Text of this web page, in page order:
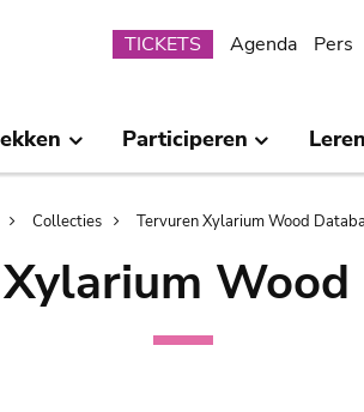
Submenu
TICKETS Agenda Pers
Participeren Leren
Collecties Tervuren Xylarium Wood
Wood